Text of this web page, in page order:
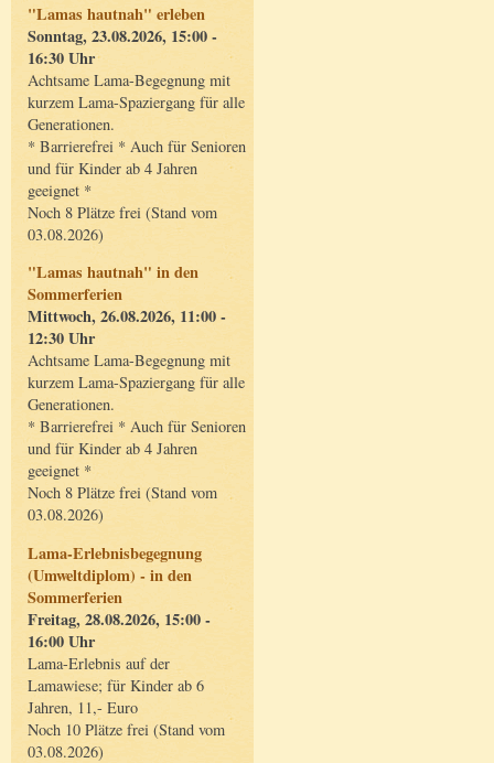
"Lamas hautnah" erleben
Sonntag, 23.08.2026, 15:00 -
16:30 Uhr
Achtsame Lama-Begegnung mit
kurzem Lama-Spaziergang für alle
Generationen.
* Barrierefrei * Auch für Senioren
und für Kinder ab 4 Jahren
geeignet *
Noch 8 Plätze frei (Stand vom
03.08.2026)
"Lamas hautnah" in den
Sommerferien
Mittwoch, 26.08.2026, 11:00 -
12:30 Uhr
Achtsame Lama-Begegnung mit
kurzem Lama-Spaziergang für alle
Generationen.
* Barrierefrei * Auch für Senioren
und für Kinder ab 4 Jahren
geeignet *
Noch 8 Plätze frei (Stand vom
03.08.2026)
Lama-Erlebnisbegegnung
(Umweltdiplom) - in den
Sommerferien
Freitag, 28.08.2026, 15:00 -
16:00 Uhr
Lama-Erlebnis auf der
Lamawiese; für Kinder ab 6
Jahren, 11,- Euro
Noch 10 Plätze frei (Stand vom
03.08.2026)